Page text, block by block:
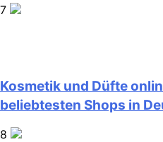
7
Kosmetik und Düfte
beliebtesten Shops in
8